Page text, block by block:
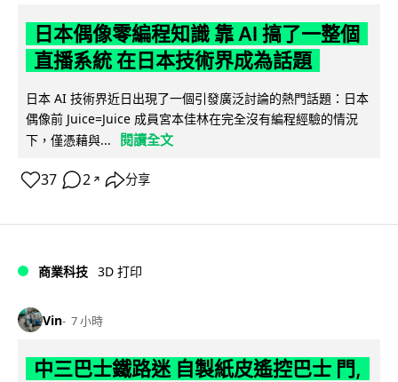
日本偶像零編程知識 靠 AI 搞了一整個
直播系統 在日本技術界成為話題
日本 AI 技術界近日出現了一個引發廣泛討論的熱門話題：日本
偶像前 Juice=Juice 成員宮本佳林在完全沒有編程經驗的情況
下，僅憑藉與...
閱讀全文
37 2 ↗ 分享
商業科技 3D 打印
Vin 7 小時
中三巴士鐵路迷 自製紙皮遙控巴士 門,